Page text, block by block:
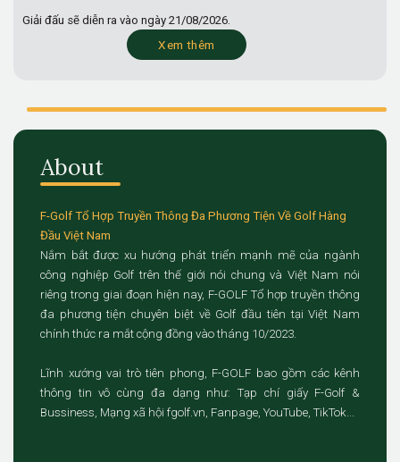
Giải đấu sẽ diễn ra vào ngày 21/08/2026.
Xem thêm
About
F-Golf Tổ Hợp Truyền Thông Đa Phương Tiện Về Golf Hàng
Đầu Việt Nam
Nắm bắt được xu hướng phát triển mạnh mẽ của ngành
công nghiệp Golf trên thế giới nói chung và Việt Nam nói
riêng trong giai đoạn hiện nay, F-GOLF Tổ hợp truyền thông
đa phương tiện chuyên biệt về Golf đầu tiên tại Việt Nam
chính thức ra mắt cộng đồng vào tháng 10/2023.
Lĩnh xướng vai trò tiên phong, F-GOLF bao gồm các kênh
thông tin vô cùng đa dạng như: Tạp chí giấy F-Golf &
Bussiness, Mạng xã hội fgolf.vn, Fanpage, YouTube, TikTok...